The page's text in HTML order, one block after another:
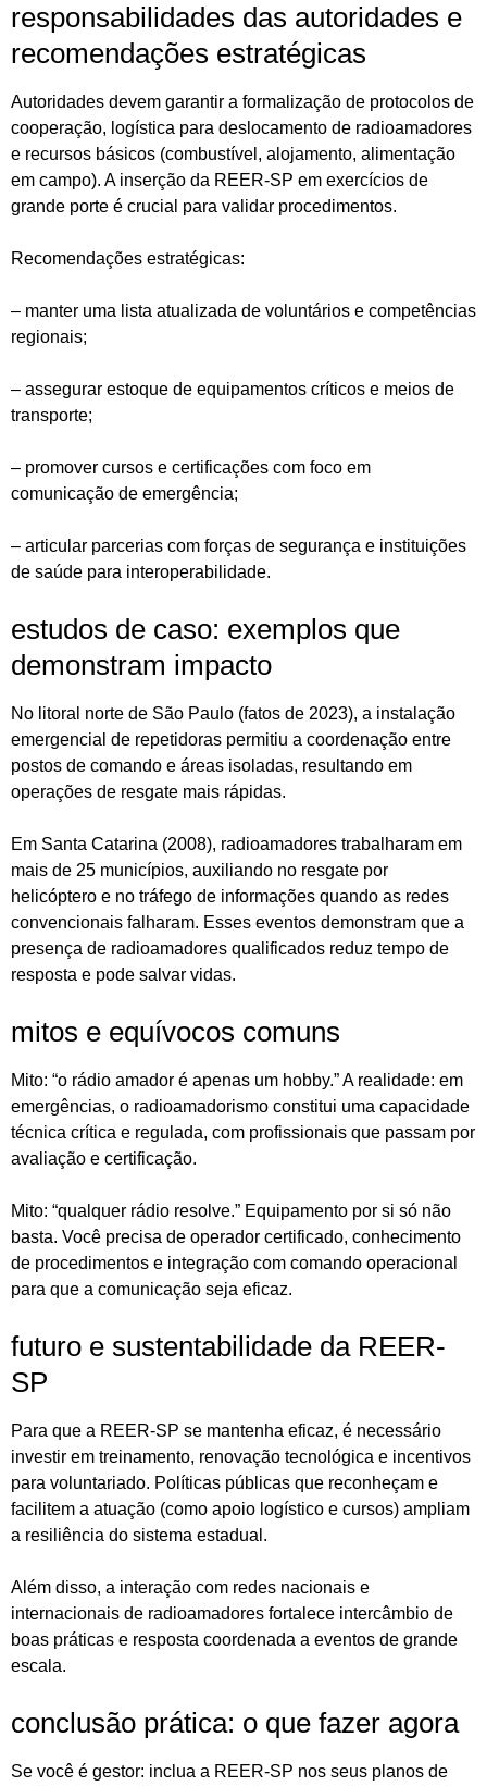
responsabilidades das autoridades e
recomendações estratégicas
Autoridades devem garantir a formalização de protocolos de
cooperação, logística para deslocamento de radioamadores
e recursos básicos (combustível, alojamento, alimentação
em campo). A inserção da REER-SP em exercícios de
grande porte é crucial para validar procedimentos.
Recomendações estratégicas:
– manter uma lista atualizada de voluntários e competências
regionais;
– assegurar estoque de equipamentos críticos e meios de
transporte;
– promover cursos e certificações com foco em
comunicação de emergência;
– articular parcerias com forças de segurança e instituições
de saúde para interoperabilidade.
estudos de caso: exemplos que
demonstram impacto
No litoral norte de São Paulo (fatos de 2023), a instalação
emergencial de repetidoras permitiu a coordenação entre
postos de comando e áreas isoladas, resultando em
operações de resgate mais rápidas.
Em Santa Catarina (2008), radioamadores trabalharam em
mais de 25 municípios, auxiliando no resgate por
helicóptero e no tráfego de informações quando as redes
convencionais falharam. Esses eventos demonstram que a
presença de radioamadores qualificados reduz tempo de
resposta e pode salvar vidas.
mitos e equívocos comuns
Mito: “o rádio amador é apenas um hobby.” A realidade: em
emergências, o radioamadorismo constitui uma capacidade
técnica crítica e regulada, com profissionais que passam por
avaliação e certificação.
Mito: “qualquer rádio resolve.” Equipamento por si só não
basta. Você precisa de operador certificado, conhecimento
de procedimentos e integração com comando operacional
para que a comunicação seja eficaz.
futuro e sustentabilidade da REER-
SP
Para que a REER-SP se mantenha eficaz, é necessário
investir em treinamento, renovação tecnológica e incentivos
para voluntariado. Políticas públicas que reconheçam e
facilitem a atuação (como apoio logístico e cursos) ampliam
a resiliência do sistema estadual.
Além disso, a interação com redes nacionais e
internacionais de radioamadores fortalece intercâmbio de
boas práticas e resposta coordenada a eventos de grande
escala.
conclusão prática: o que fazer agora
Se você é gestor: inclua a REER-SP nos seus planos de